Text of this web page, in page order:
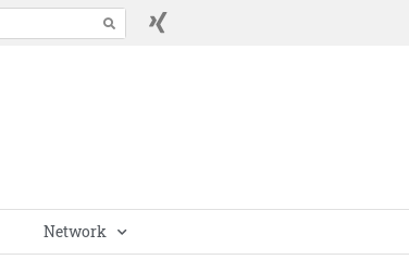
Network